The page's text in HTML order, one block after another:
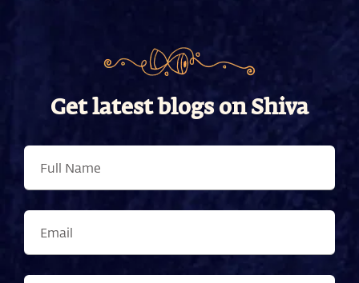
Get latest blogs on Shiva